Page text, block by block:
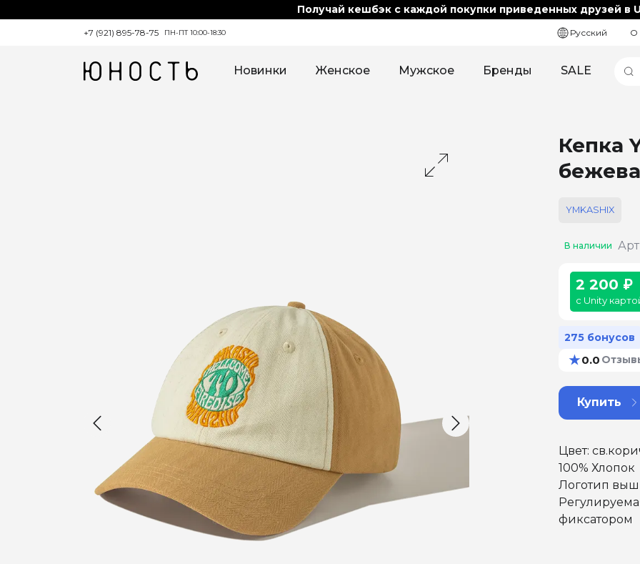
Получай кешбэк с каждой покупки приведенных друзей в
+7 (921) 895-78-75 ПН-ПТ 10:00-18:30 Русский О
Новинки Женское Мужское Бренды SALE
Кепка
YMKASHIX
В наличии
2 200 ₽
с Unity
275 бонусов
★0.0
Купить
Цвет:
100% Хлопок
Логотип
фиксатором